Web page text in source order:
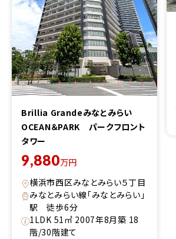
Brillia Grandeみなとみらい
OCEAN＆PARK パークフロント
タワー
9,880万円
横浜市西区みなとみらい５丁目
みなとみらい線「みなとみらい」
駅 徒歩6分
1LDK 51㎡ 2007年8月築 18
階/30階建て